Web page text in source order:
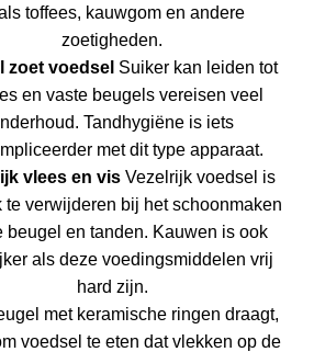
toffees, kauwgom en andere
zoetigheden.
zoet voedsel Suiker kan leiden tot
en vaste beugels vereisen veel
Tandhygiëne is iets
met dit type apparaat.
vlees en visVezelrijk voedsel is
te verwijderen bij het schoonmaken
beugel en tanden. Kauwen is ook
als deze voedingsmiddelen vrij
hard zijn.
met keramische ringen draagt,
voedsel te eten dat vlekken op de